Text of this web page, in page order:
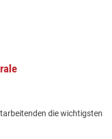
die wichtigsten